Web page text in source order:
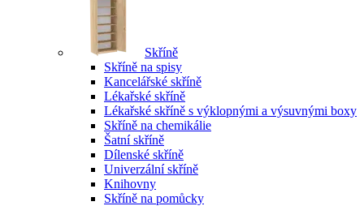
Skříně
Skříně na spisy
Kancelářské skříně
Lékařské skříně
Lékařské skříně s výklopnými a výsuvnými boxy
Skříně na chemikálie
Šatní skříně
Dílenské skříně
Univerzální skříně
Knihovny
Skříně na pomůcky